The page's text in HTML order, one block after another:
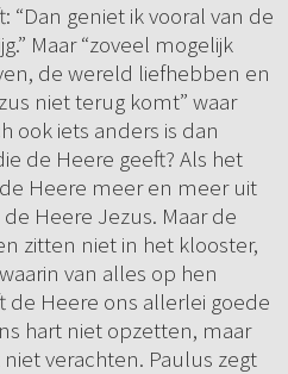
“Dan geniet ik vooral van de
Maar “zoveel mogelijk
de wereld liefhebben en
niet terug komt” waar
ook iets anders is dan
de Heere geeft? Als het
Heere meer en meer uit
Heere Jezus. Maar de
zitten niet in het klooster,
van alles op hen
de Heere ons allerlei goede
hart niet opzetten, maar
verachten. Paulus zegt